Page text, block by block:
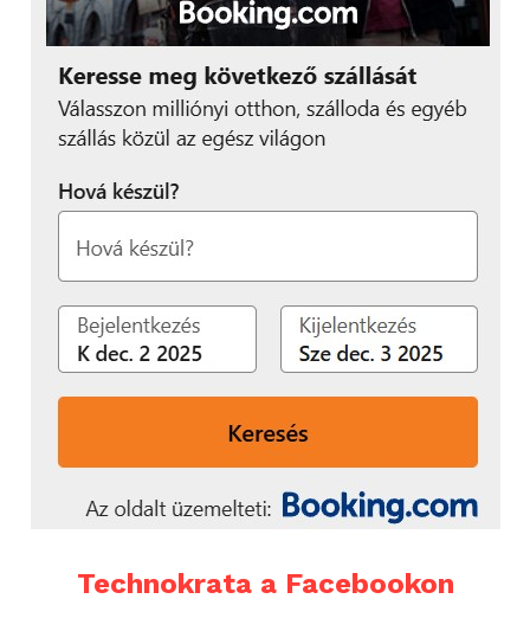
Technokrata a Facebookon